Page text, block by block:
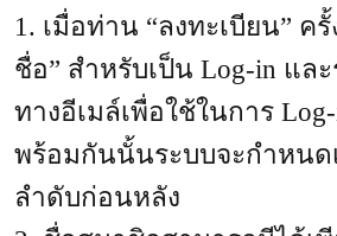
1. เมื่อท่าน “ลงทะเบียน”
ชื่อ” สำหรับเป็น Log-in แล
ทางอีเมล์เพื่อใช้ในการ
พร้อมกันนั้นระบบจะกำหน
ลำดับก่อนหลัง